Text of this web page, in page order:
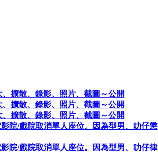
擴散、錄影、照片、截圖～公開
擴散、錄影、照片、截圖～公開
擴散、錄影、照片、截圖～公開
院/戲院取消單人座位。因為型男、叻仔懲
院/戲院取消單人座位。因為型男、叻仔律